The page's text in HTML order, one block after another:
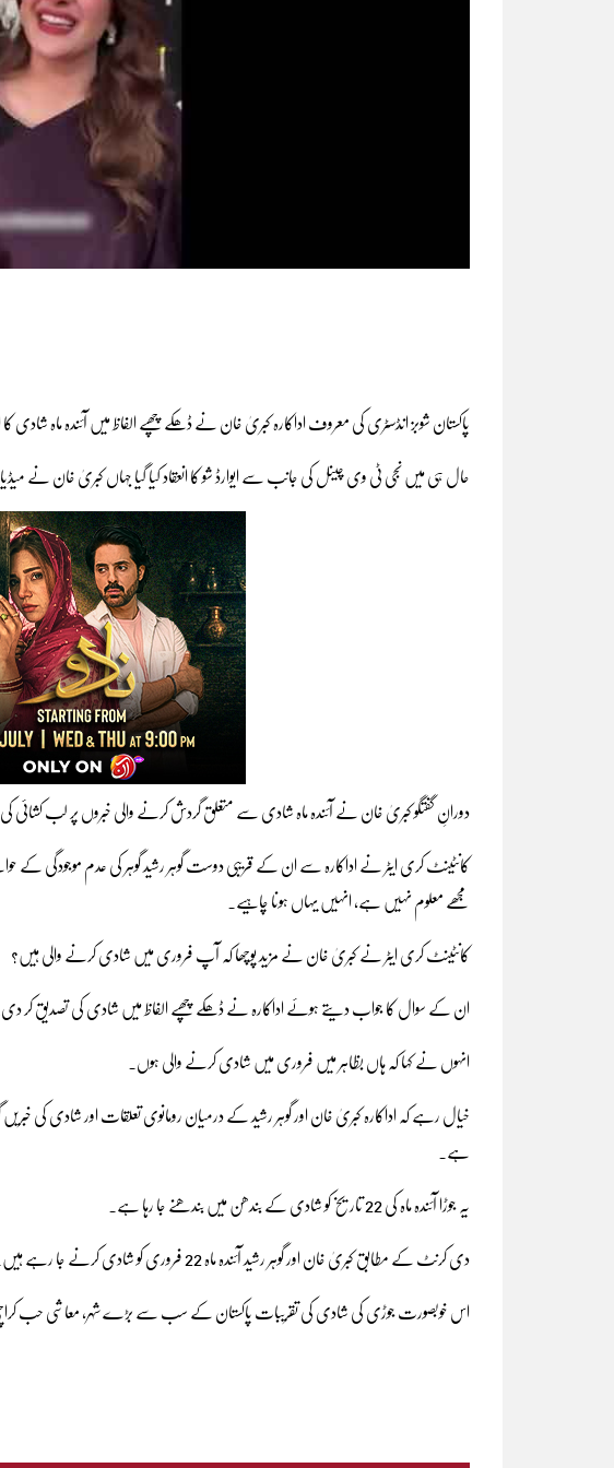
پاکستان شوبز انڈسٹری کی معروف اداکارہ کبریٰ خان نے ڈھکے چھپے الفاظ میں آئندہ ماہ شادی
حال ہی میں نجی ٹی وی چینل کی جانب سے ایوارڈ شو کا انعقاد کیا گیا جہاں کبریٰ خان
دورانِ گفتگو کبریٰ خان نے آئندہ ماہ شادی سے متعلق گردش کرنے والی خبروں پر لب کشائی
کانٹینٹ کری ایٹر نے اداکارہ سے ان کے قریبی دوست گوہر رشید گوہر کی عدم موجودگی
مجھے معلوم نہیں ہے، انہیں یہاں ہونا چاہیے۔
کانٹینٹ کری ایٹر نے کبریٰ خان نے مزید پوچھا کہ آپ فروری میں شادی کرنے والی ہیں؟
ان کے سوال کا جواب دیتے ہوئے اداکارہ نے ڈھکے چھپے الفاظ میں شادی کی تصدیق کر
انہوں نے کہا کہ ہاں بظاہر میں فروری میں شادی کرنے والی ہوں۔
خیال رہے کہ اداکارہ کبریٰ خان اور گوہر رشید کے درمیان رومانوی تعلقات اور شادی کی
ہے۔
یہ جوڑا آئندہ ماہ کی 22 تاریخ کو شادی کے بندھن میں بندھنے جا رہا ہے۔
دی کرنٹ کے مطابق کبریٰ خان اور گوہر رشید آئندہ ماہ 22 فروری کو شادی کرنے جا رہے ہیں۔
اس خوبصورت جوڑی کی شادی کی تقریبات پاکستان کے سب سے بڑے شہر، معاشی حب